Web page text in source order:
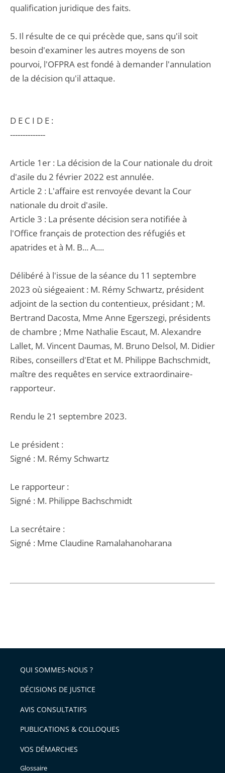
qualification juridique des faits.
5. Il résulte de ce qui précède que, sans qu'il soit
besoin d'examiner les autres moyens de son
pourvoi, l'OFPRA est fondé à demander l'annulation
de la décision qu'il attaque.
D E C I D E :
--------------
Article 1er : La décision de la Cour nationale du droit
d'asile du 2 février 2022 est annulée.
Article 2 : L'affaire est renvoyée devant la Cour
nationale du droit d'asile.
Article 3 : La présente décision sera notifiée à
l'Office français de protection des réfugiés et
apatrides et à M. B... A....
Délibéré à l'issue de la séance du 11 septembre
2023 où siégeaient : M. Rémy Schwartz, président
adjoint de la section du contentieux, présidant ; M.
Bertrand Dacosta, Mme Anne Egerszegi, présidents
de chambre ; Mme Nathalie Escaut, M. Alexandre
Lallet, M. Vincent Daumas, M. Bruno Delsol, M. Didier
Ribes, conseillers d'Etat et M. Philippe Bachschmidt,
maître des requêtes en service extraordinaire-
rapporteur.
Rendu le 21 septembre 2023.
Le président :
Signé : M. Rémy Schwartz
Le rapporteur :
Signé : M. Philippe Bachschmidt
La secrétaire :
Signé : Mme Claudine Ramalahanoharana
QUI SOMMES-NOUS ?
DÉCISIONS DE JUSTICE
AVIS CONSULTATIFS
PUBLICATIONS & COLLOQUES
VOS DÉMARCHES
Glossaire